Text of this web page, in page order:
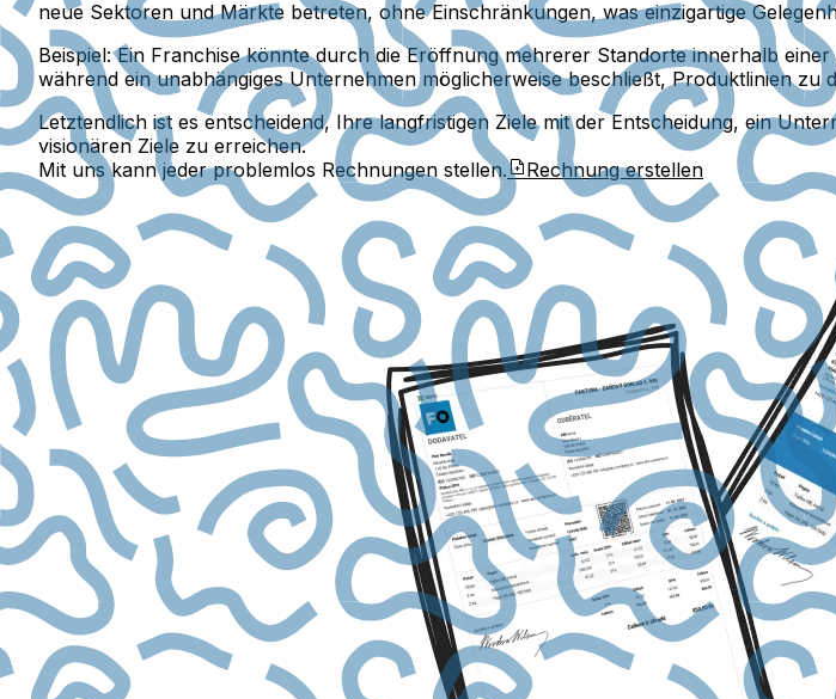
neue Sektoren und Märkte betreten, ohne Einschränkungen, was einzigartige
Beispiel:Ein Franchise könnte durch die Eröffnung mehrerer Standorte innerhalb
während ein unabhängiges Unternehmen möglicherweise beschließt, Produktlinien
Letztendlich ist es entscheidend, Ihre langfristigen Ziele mit der Entscheidung, ein
visionären Ziele zu erreichen.
Mit uns kann jeder problemlos Rechnungen stellen.
Rechnung erstellen